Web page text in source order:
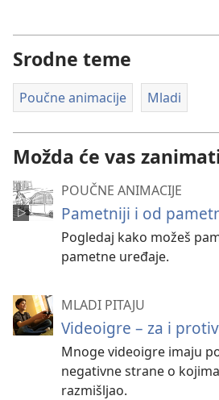
Srodne teme
Poučne animacije Mladi
Možda će vas
POUČNE ANIMACIJE
Pametniji i od
Pogledaj kako možeš
pametne uređaje.
MLADI PITAJU
Videoigre – za i protiv
Mnoge videoigre imaju
negativne strane o
razmišljao.